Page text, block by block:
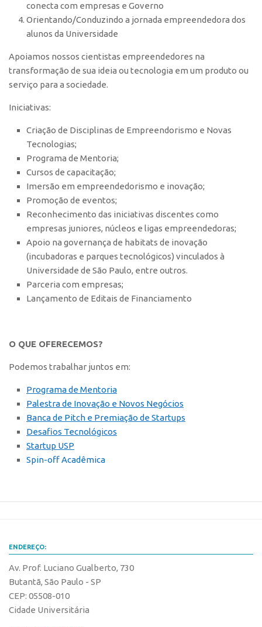
Inteligência Competitiva
Editais
EMBRAPIIs
CEPIDs
CPEs
INCTs
InovaUSP
Comunicação
Eventos
Agenda AUSPIN
Fala Inovação
Premiações
Edição 2025
Edição 2019
Propriedade Intelectual
Formas de Proteção
Marcas
Como solicitar
VPI – Vocação para Inovação
Patrimônio Genético
conecta com empresas e Governo
Orientando/Conduzindo a jornada empreendedora dos
alunos da Universidade
Apoiamos nossos cientistas empreendedores na
transformação de sua ideia ou tecnologia em um produto ou
serviço para a sociedade.
Iniciativas:
Criação de Disciplinas de Empreendorismo e Novas
Tecnologias;
Programa de Mentoria;
Cursos de capacitação;
Imersão em empreendedorismo e inovação;
Promoção de eventos;
Reconhecimento das iniciativas discentes como
empresas juniores, núcleos e ligas empreendedoras;
Apoio na governança de habitats de inovação
(incubadoras e parques tecnológicos) vinculados à
Universidade de São Paulo, entre outros.
Parceria com empresas;
Lançamento de Editais de Financiamento
O QUE OFERECEMOS?
Podemos trabalhar juntos em:
Programa de Mentoria
Palestra de Inovação e Novos Negócios
Banca de Pitch e Premiação de Startups
Desafios Tecnológicos
Startup USP
Spin-off Acadêmica
ENDEREÇO:
Av. Prof. Luciano Gualberto, 730
Butantã, São Paulo - SP
CEP: 05508-010
Cidade Universitária